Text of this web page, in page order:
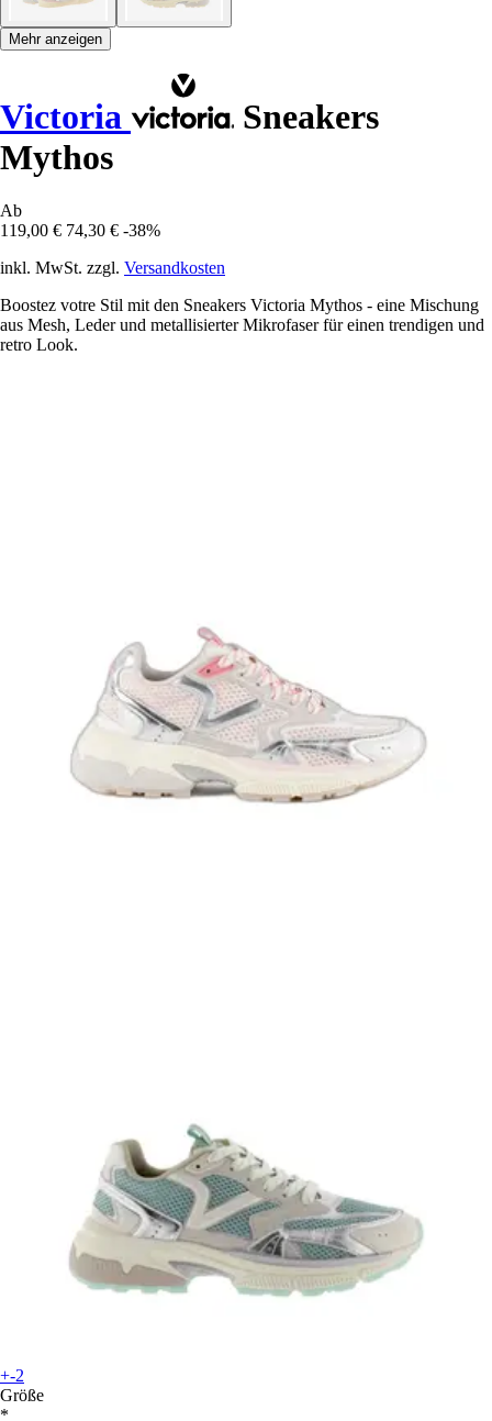
Mehr anzeigen
Victoria
Sneakers
Mythos
Ab
119,00 € 74,30 € -38%
inkl. MwSt. zzgl. Versandkosten
Boostez votre Stil mit den Sneakers Victoria Mythos - eine Mischung
aus Mesh, Leder und metallisierter Mikrofaser für einen trendigen und
retro Look.
+-2
Größe
*